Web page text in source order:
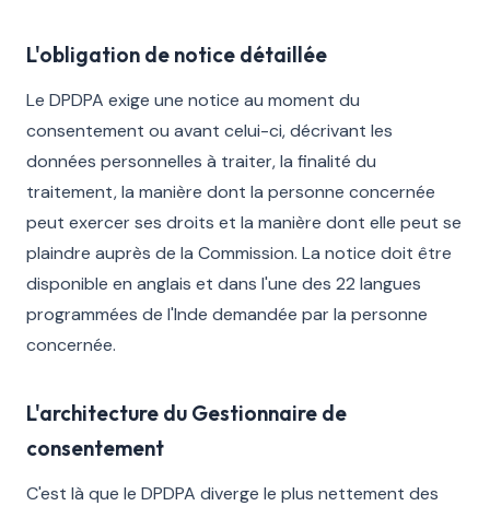
L'obligation de notice détaillée
Le DPDPA exige une notice au moment du
consentement ou avant celui-ci, décrivant les
données personnelles à traiter, la finalité du
traitement, la manière dont la personne concernée
peut exercer ses droits et la manière dont elle peut se
plaindre auprès de la Commission. La notice doit être
disponible en anglais et dans l'une des 22 langues
programmées de l'Inde demandée par la personne
concernée.
L'architecture du Gestionnaire de
consentement
C'est là que le DPDPA diverge le plus nettement des